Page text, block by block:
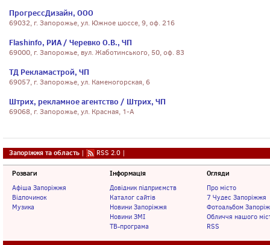
ПрогрессДизайн, ООО
69032, г. Запорожье, ул. Южное шоссе, 9, оф. 216
Flashinfo, РИА / Черевко О.В., ЧП
69000, г. Запорожье, вул. Жаботинського, 50, оф. 83
ТД Рекламастрой, ЧП
69057, г. Запорожье, ул. Каменогорская, 6
Штрих, рекламное агентство / Штрих, ЧП
69068, г. Запорожье, ул. Красная, 1-А
Запоріжжя та область | RSS 2.0 |
Розваги
Афіша Запоріжжя
Відпочинок
Музика
Інформація
Довідник підприємств
Каталог сайтів
Новини Запоріжжя
Новини ЗМІ
ТВ-програма
Огляди
Про місто
7 Чудес Запоріжжя
Фотоальбом
Обличчя нашого
RSS